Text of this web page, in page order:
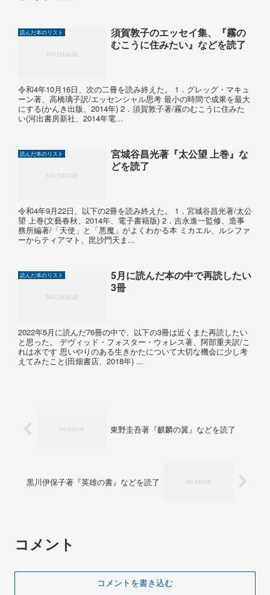
読んだ本のリスト
須賀敦子のエッセイ集、『霧の
むこうに住みたい』などを読了
令和4年10月16日、次の二冊を読み終えた。 1．グレッグ・マキュ
ーン著、高橋璃子訳/エッセンシャル思考 最小の時間で成果を最大
にする(かんき出版、2014年) 2．須賀敦子著/霧のむこうに住みた
い(河出書房新社、2014年電...
読んだ本のリスト
宮城谷昌光著『太公望 上巻』な
どを読了
令和4年9月22日、以下の2冊を読み終えた。 1．宮城谷昌光著/太公
望 上巻(文藝春秋、2014年、電子書籍版) 2．吉永進一監修、造事
務所編著/「天使」と「悪魔」がよくわかる本 ミカエル、ルシファ
ーからティアマト、毘沙門天ま...
読んだ本のリスト
5月に読んだ本の中で再読したい
3冊
2022年5月に読んだ76冊の中で、以下の3冊は近くまた再読したい
と思った。 デヴィッド・フォスター・ウォレス著、阿部重夫訳/こ
れは水です 思いやりのある生きかたについて大切な機会に少し考
えてみたこと(田畑書店、2018年) ...
東野圭吾著『麒麟の翼』などを読了
黒川伊保子著『英雄の書』などを読了
コメント
コメントを書き込む